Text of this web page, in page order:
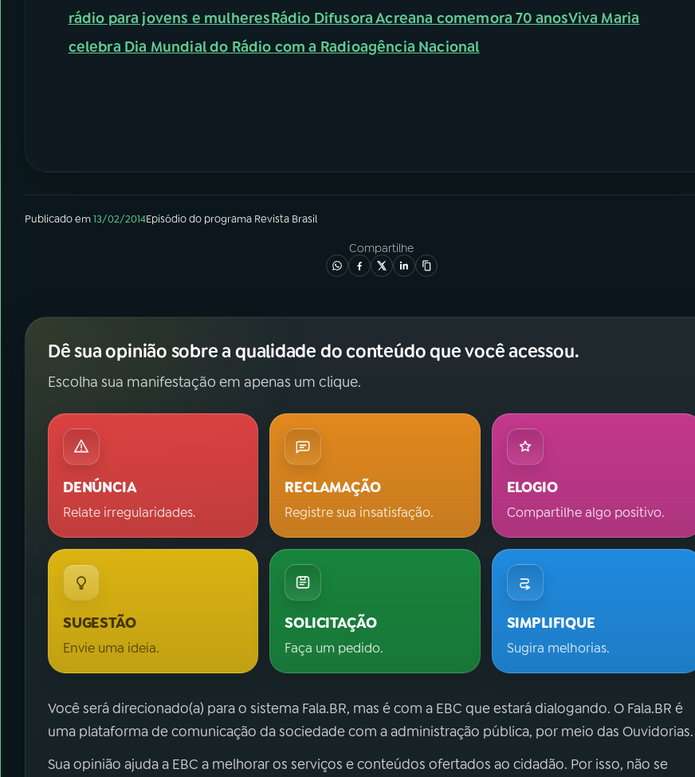
rádio para jovens e mulheresRádio Difusora Acreana comemora 70 anosViva Maria
celebra Dia Mundial do Rádio com a Radioagência Nacional
Publicado em13/02/2014Episódiodo programa Revista Brasil
Compartilhe
Dê sua opinião sobre a qualidade do conteúdo que você acessou.
Escolha sua manifestação em apenas um clique.
DENÚNCIA
Relate irregularidades.
RECLAMAÇÃO
Registre sua insatisfação.
ELOGIO
Compartilhe algo positivo.
SUGESTÃO
Envie uma ideia.
SOLICITAÇÃO
Faça um pedido.
SIMPLIFIQUE
Sugira melhorias.
Você será direcionado(a) para o sistema Fala.BR, mas é com a EBC que estará dialogando. O Fala.BR é
uma plataforma de comunicação da sociedade com a administração pública, por meio das Ouvidorias.
Sua opinião ajuda a EBC a melhorar os serviços e conteúdos ofertados ao cidadão. Por isso, não se